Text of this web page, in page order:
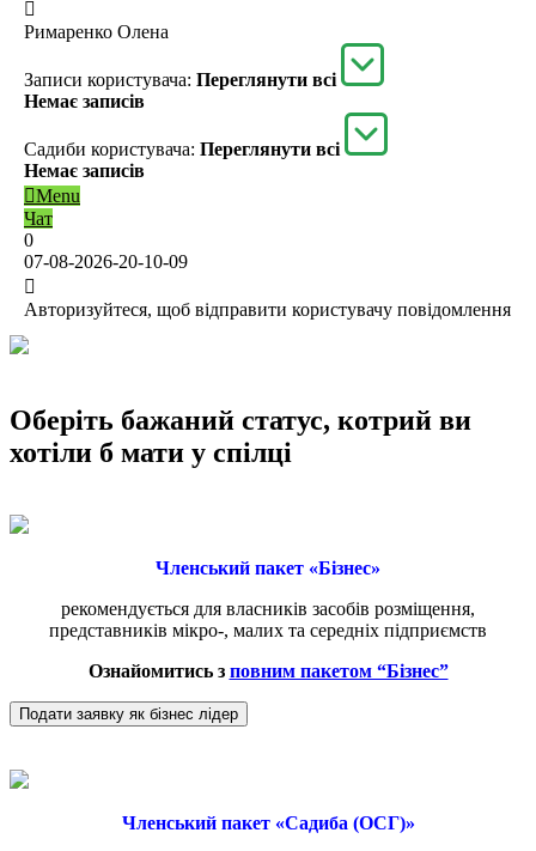
Римаренко Олена
Записи користувача: Переглянути всі
Немає записів
Садиби користувача: Переглянути всі
Немає записів
Menu
Чат
0
07-08-2026-20-10-09
Авторизуйтеся, щоб відправити користувачу повідомлення
Оберіть бажаний статус, котрий ви
хотіли б мати у спілці
Членський пакет «Бізнес»
рекомендується для власників засобів розміщення,
представників мікро-, малих та середніх підприємств
Ознайомитись з повним пакетом “Бізнес”
Подати заявку як бізнес лідер
Членський пакет «Садиба (ОСГ)»